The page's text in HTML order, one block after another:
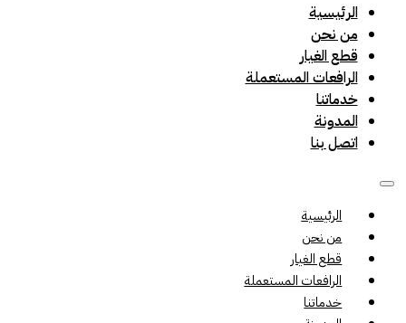
الرئيسية
من نحن
قطع الغيار
الرافعات المستعملة
خدماتنا
المدونة
اتصل بنا
الرئيسية
من نحن
قطع الغيار
الرافعات المستعملة
خدماتنا